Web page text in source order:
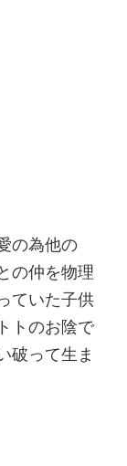
の為他の
の仲を物理
ていた子供
トのお陰で
破って生ま